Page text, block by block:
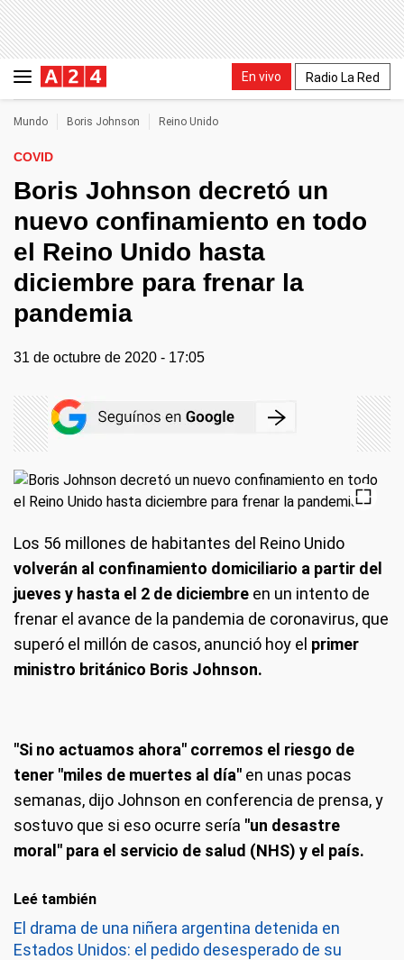
En vivo Radio La Red
Mundo Boris Johnson Reino Unido
COVID
Boris Johnson decretó un
nuevo confinamiento en todo
el Reino Unido hasta
diciembre para frenar la
pandemia
31 de octubre de 2020 - 17:05
Los 56 millones de habitantes del Reino Unido
volverán al confinamiento domiciliario a partir del
jueves y hasta el 2 de diciembre en un intento de
frenar el avance de la pandemia de coronavirus, que
superó el millón de casos, anunció hoy el primer
ministro británico Boris Johnson.
"Si no actuamos ahora" corremos el riesgo de
tener "miles de muertes al día" en unas pocas
semanas, dijo Johnson en conferencia de prensa, y
sostuvo que si eso ocurre sería "un desastre
moral" para el servicio de salud (NHS) y el país.
Leé también
El drama de una niñera argentina detenida en
Estados Unidos: el pedido desesperado de su